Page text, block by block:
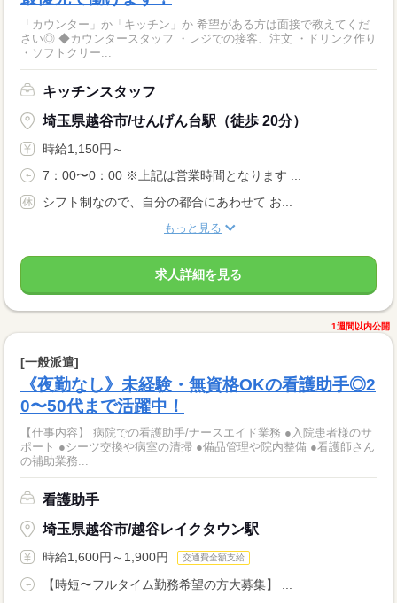
「カウンター」か「キッチン」か 希望がある方は面接で教えてくだ
さい◎ ◆カウンタースタッフ ・レジでの接客、注文 ・ドリンク作り
・ソフトクリー...
キッチンスタッフ
埼玉県越谷市/せんげん台駅（徒歩 20分）
時給1,150円～
7：00〜0：00 ※上記は営業時間となります ...
シフト制なので、自分の都合にあわせて お...
もっと見る
求人詳細を見る
1週間以内公開
[一般派遣]
《夜勤なし》未経験・無資格OKの看護助手◎2
0〜50代まで活躍中！
【仕事内容】 病院での看護助手/ナースエイド業務 ●入院患者様のサ
ポート ●シーツ交換や病室の清掃 ●備品管理や院内整備 ●看護師さん
の補助業務...
看護助手
埼玉県越谷市/越谷レイクタウン駅
時給1,600円～1,900円 交通費全額支給
【時短〜フルタイム勤務希望の方大募集】 ...